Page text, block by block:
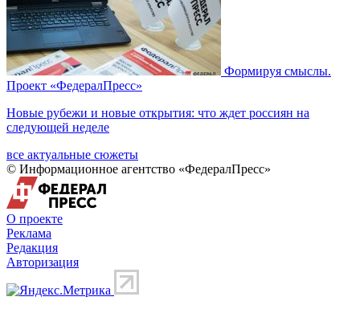
Формируя смыслы.
Проект «ФедералПресс»
Новые рубежи и новые открытия: что ждет россиян на
следующей неделе
все актуальные сюжеты
© Информационное агентство «ФедералПресс»
О проекте
Реклама
Редакция
Авторизация